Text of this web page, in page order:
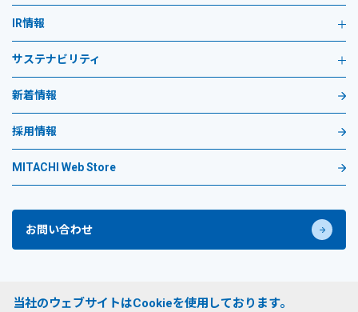
IR情報
サステナビリティ
新着情報
採用情報
MITACHI Web Store
お問い合わせ
当社のウェブサイトはCookieを使用しております。